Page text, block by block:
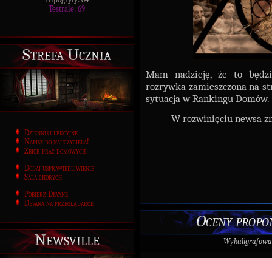
Testrale: 69
Strefa Ucznia
Dzienniki lekcyjne
Napisz do nauczyciela!
Zbiór prac domowych
Dodaj usprawiedliwienie
Sala chorych
Pobierz Devanę
Devana na przeglądarce
Newsville
Mam nadzieję, że to
rozrywka zamieszczona na
sytuacja w Rankingu Domów.
W rozwinięciu newsa
Oceny